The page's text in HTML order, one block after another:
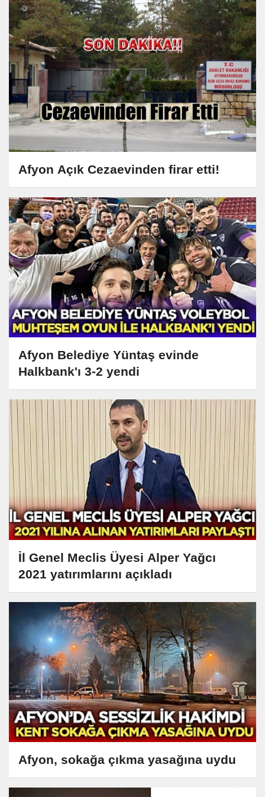
Afyon Açık Cezaevinden firar etti!
Afyon Belediye Yüntaş evinde
Halkbank'ı 3-2 yendi
İl Genel Meclis Üyesi Alper Yağcı
2021 yatırımlarını açıkladı
Afyon, sokağa çıkma yasağına uydu